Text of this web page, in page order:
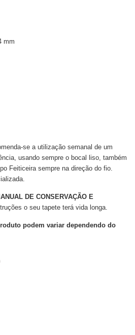
mm
se a utilização semanal de um
usando sempre o bocal liso, também
Feiticeira sempre na direção do fio.
DE CONSERVAÇÃO E
o seu tapete terá vida longa.
podem variar dependendo do